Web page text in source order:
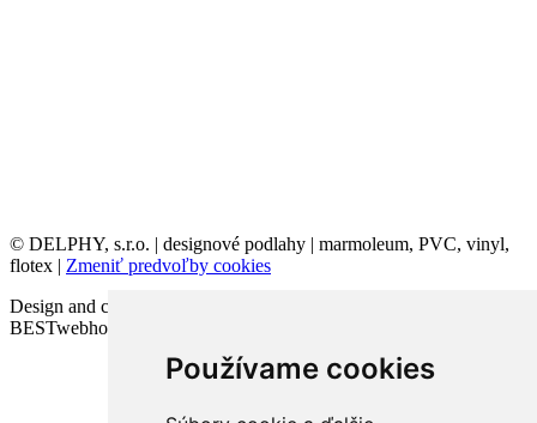
Používame cookies
© DELPHY, s.r.o. | designové podlahy | marmoleum, PVC, vinyl,
flotex | Zmeniť predvoľby cookies
Design and code VICTORY-media.sk | Webhosting
BESTwebhosting.sk | 12.11.2025